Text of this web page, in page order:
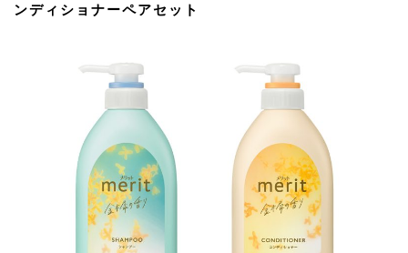
ンディショナーペアセット